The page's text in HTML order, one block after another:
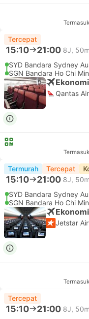
Tercepat
15:10 21:00 8J, 50m
SYD Bandara Sydney
SGN Bandara Ho Chi
Qantas
Termurah Tercepat
15:10 21:00 8J, 50m
SYD Bandara Sydney
SGN Bandara Ho Chi
Jetstar
Tercepat
15:10 21:00 8J, 50m